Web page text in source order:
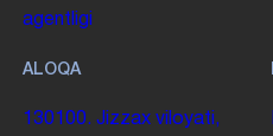
agentligi
ALOQA
130100. Jizzax viloyati,